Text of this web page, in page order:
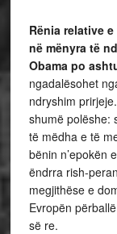
Rënia relative
në mënyra të
Obama po
ngadalësohet
ndryshim
shumë polëshe:
të mëdha e të
bënin n’epokën
ëndrra rish-
megjithëse e
Evropën
së re.